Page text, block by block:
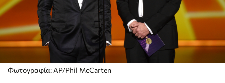
Φωτογραφία: AP/Phil McCarten